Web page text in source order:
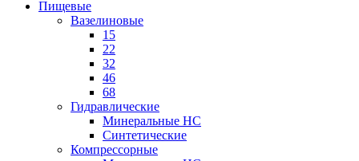
Пищевые
Вазелиновые
15
22
32
46
68
Гидравлические
Минеральные HC
Синтетические
Компрессорные